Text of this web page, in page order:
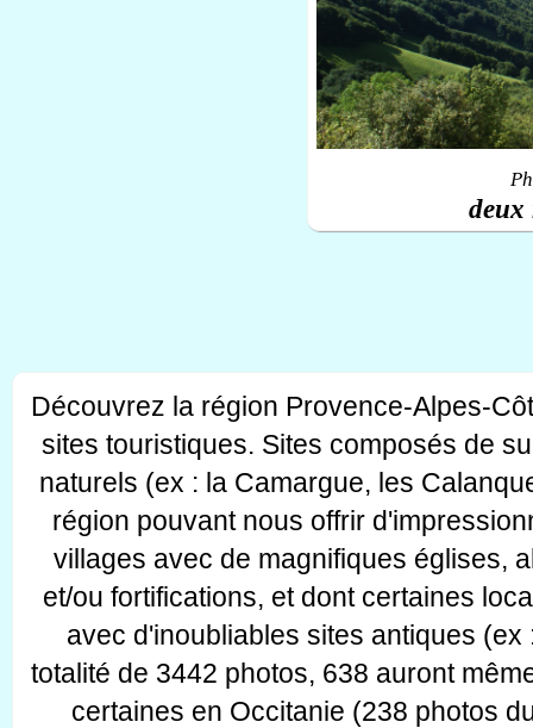
deux
Découvrez la région Provence-Alpes-
sites touristiques. Sites composés de
naturels (ex : la Camargue, les
région pouvant nous offrir
villages avec de magnifiques églises,
et/ou fortifications, et dont certaines
avec d'inoubliables sites antiques
totalité de 3442 photos, 638 auront
certaines en Occitanie (238 photos